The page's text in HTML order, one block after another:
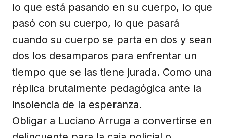
lo que está pasando en su cuerpo, lo que
pasó con su cuerpo, lo que pasará
cuando su cuerpo se parta en dos y sean
dos los desamparos para enfrentar un
tiempo que se las tiene jurada. Como una
réplica brutalmente pedagógica ante la
insolencia de la esperanza.
Obligar a Luciano Arruga a convertirse en